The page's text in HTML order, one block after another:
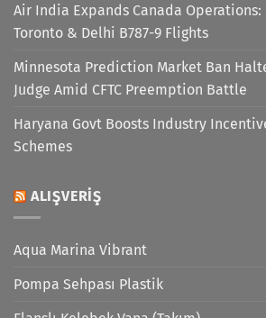
Air India Expands Canada
Toronto & Delhi B787-9 Flights
Minnesota Prediction Market Ban
Judge Amid CFTC Preemption Battle
Haryana Govt Boosts Industry
Schemes
ALIŞVERIŞ
Aqua Marina Vibrant
Pompa Sehpası Plastik